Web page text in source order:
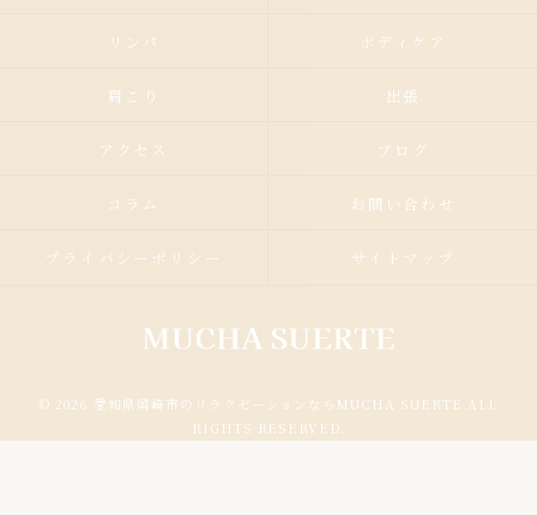
リンパ ボディケア
肩こり 出張
アクセス ブログ
コラム お問い合わせ
プライバシーポリシー サイトマップ
© 2026 愛知県岡崎市のリラクゼーションならMUCHA SUERTE ALL
RIGHTS RESERVED.